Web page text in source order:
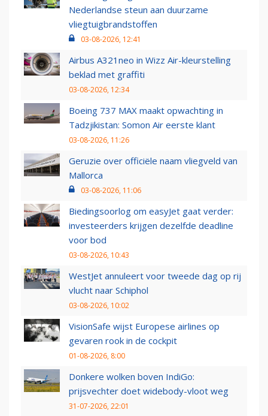
Nederlandse steun aan duurzame
vliegtuigbrandstoffen
03-08-2026, 12:41
Airbus A321neo in Wizz Air-kleurstelling
beklad met graffiti
03-08-2026, 12:34
Boeing 737 MAX maakt opwachting in
Tadzjikistan: Somon Air eerste klant
03-08-2026, 11:26
Geruzie over officiële naam vliegveld van
Mallorca
03-08-2026, 11:06
Biedingsoorlog om easyJet gaat verder:
investeerders krijgen dezelfde deadline
voor bod
03-08-2026, 10:43
WestJet annuleert voor tweede dag op rij
vlucht naar Schiphol
03-08-2026, 10:02
VisionSafe wijst Europese airlines op
gevaren rook in de cockpit
01-08-2026, 8:00
Donkere wolken boven IndiGo:
prijsvechter doet widebody-vloot weg
31-07-2026, 22:01